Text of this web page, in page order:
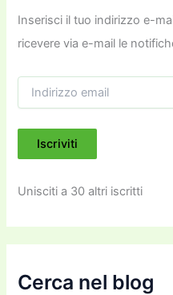
Inserisci il tuo indirizzo e-
ricevere via e-mail le
i
i
z
e
m
i
Iscriviti
Unisciti a 30 altri iscritti
Cerca nel blog